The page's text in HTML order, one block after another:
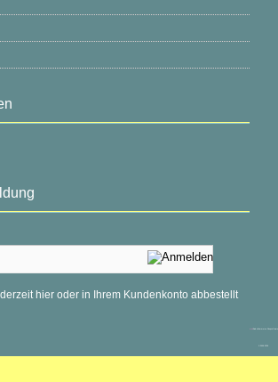
hier oder in Ihrem Kundenkonto abbestellt